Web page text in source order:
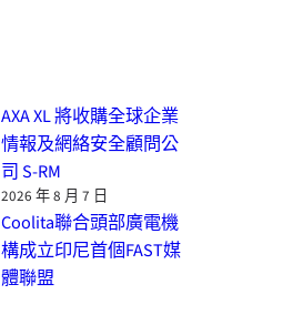
AXA XL 將收購全球企業
情報及網絡安全顧問公
司 S-RM
2026 年 8 月 7 日
Coolita聯合頭部廣電機
構成立印尼首個FAST媒
體聯盟